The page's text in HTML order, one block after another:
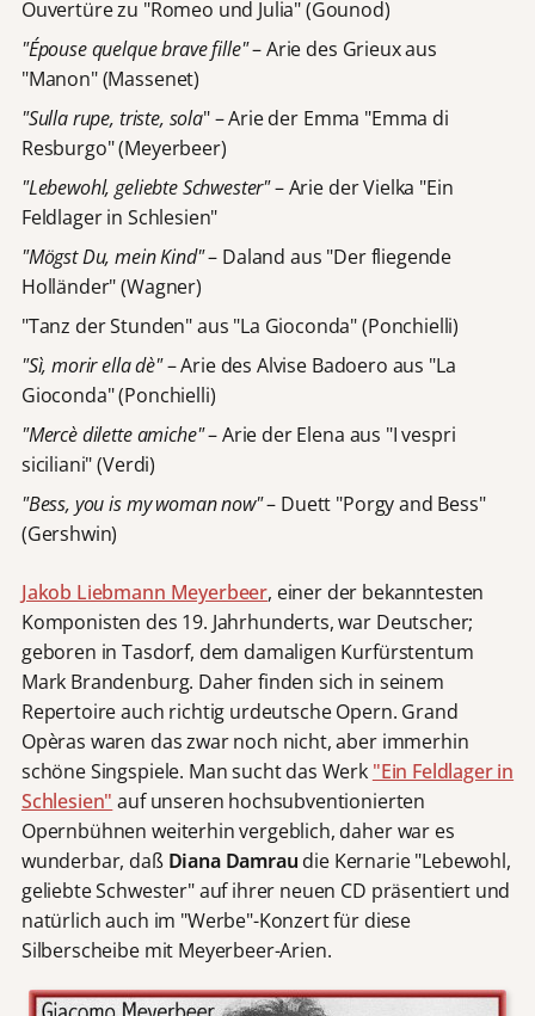
Ouvertüre zu "Romeo und Julia" (Gounod)
"Épouse quelque brave fille"– Arie des Grieux aus
"Manon" (Massenet)
"Sulla rupe, triste, sola" – Arie der Emma "Emma di
Resburgo" (Meyerbeer)
"Lebewohl, geliebte Schwester"– Arie der Vielka "Ein
Feldlager in Schlesien"
"Mögst Du, mein Kind"– Daland aus "Der fliegende
Holländer" (Wagner)
"Tanz der Stunden" aus "La Gioconda" (Ponchielli)
"Sì, morir ella dè"– Arie des Alvise Badoero aus "La
Gioconda" (Ponchielli)
"Mercè dilette amiche"– Arie der Elena aus "I vespri
siciliani" (Verdi)
"Bess, you is my woman now"– Duett "Porgy and Bess"
(Gershwin)
Jakob Liebmann Meyerbeer, einer der bekanntesten
Komponisten des 19. Jahrhunderts, war Deutscher;
geboren in Tasdorf, dem damaligen Kurfürstentum
Mark Brandenburg. Daher finden sich in seinem
Repertoire auch richtig urdeutsche Opern. Grand
Opèras waren das zwar noch nicht, aber immerhin
schöne Singspiele. Man sucht das Werk "Ein Feldlager in
Schlesien" auf unseren hochsubventionierten
Opernbühnen weiterhin vergeblich, daher war es
wunderbar, daß Diana Damrau die Kernarie "Lebewohl,
geliebte Schwester" auf ihrer neuen CD präsentiert und
natürlich auch im "Werbe"-Konzert für diese
Silberscheibe mit Meyerbeer-Arien.